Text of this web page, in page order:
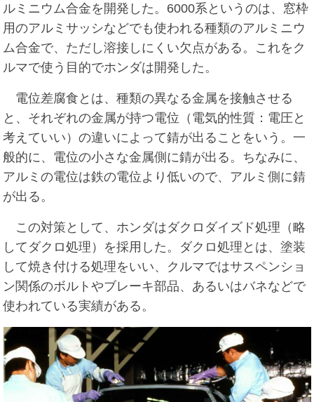
ルミニウム合金を開発した。6000系というのは、窓枠
用のアルミサッシなどでも使われる種類のアルミニウ
ム合金で、ただし溶接しにくい欠点がある。これをク
ルマで使う目的でホンダは開発した。
電位差腐食とは、種類の異なる金属を接触させる
と、それぞれの金属が持つ電位（電気的性質：電圧と
考えていい）の違いによって錆が出ることをいう。一
般的に、電位の小さな金属側に錆が出る。ちなみに、
アルミの電位は鉄の電位より低いので、アルミ側に錆
が出る。
この対策として、ホンダはダクロダイズド処理（略
してダクロ処理）を採用した。ダクロ処理とは、塗装
して焼き付ける処理をいい、クルマではサスペンショ
ン関係のボルトやブレーキ部品、あるいはバネなどで
使われている実績がある。